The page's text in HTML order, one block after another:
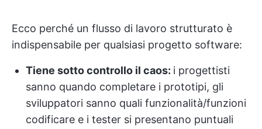
Ecco perché un flusso di lavoro strutturato è
indispensabile per qualsiasi progetto software:
Tiene sotto controllo il caos: i progettisti
sanno quando completare i prototipi, gli
sviluppatori sanno quali funzionalità/funzioni
codificare e i tester si presentano puntuali